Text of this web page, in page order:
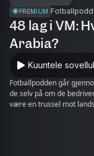
PREMIUM
48 lag i VM:
Arabia?
Kuuntele
Fotballpodden går
de selv på om de
være en trussel mot